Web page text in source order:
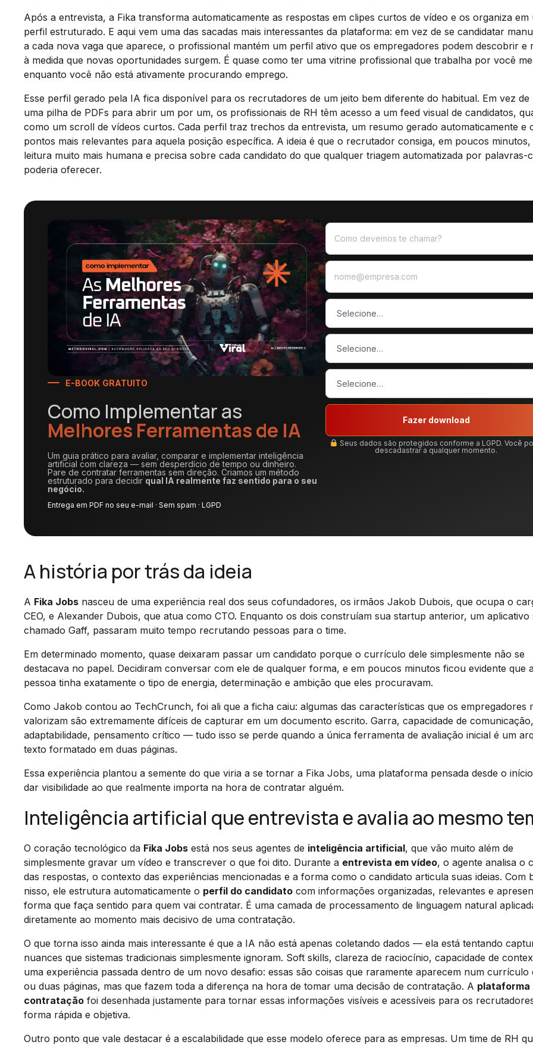
Após a entrevista, a Fika transforma automaticamente as respostas em clipes curtos de vídeo e os organiza em
perfil estruturado. E aqui vem uma das sacadas mais interessantes da plataforma: em vez de se candidatar
a cada nova vaga que aparece, o profissional mantém um perfil ativo que os empregadores podem descobrir e
à medida que novas oportunidades surgem. É quase como ter uma vitrine profissional que trabalha por você
enquanto você não está ativamente procurando emprego.
Esse perfil gerado pela IA fica disponível para os recrutadores de um jeito bem diferente do habitual. Em vez
uma pilha de PDFs para abrir um por um, os profissionais de RH têm acesso a um feed visual de candidatos,
como um scroll de vídeos curtos. Cada perfil traz trechos da entrevista, um resumo gerado automaticamente e
pontos mais relevantes para aquela posição específica. A ideia é que o recrutador consiga, em poucos
leitura muito mais humana e precisa sobre cada candidato do que qualquer triagem automatizada por palavras-
poderia oferecer.
E-BOOK GRATUITO
Como Implementar as
Melhores Ferramentas de IA
Um guia prático para avaliar, comparar e implementar inteligência
artificial com clareza — sem desperdício de tempo ou dinheiro.
Pare de contratar ferramentas sem direção. Criamos um método
estruturado para decidir qual IA realmente faz sentido para o seu
negócio.
Entrega em PDF no seu e-mail · Sem spam · LGPD
Fazer download
Seus dados são protegidos conforme a LGPD. Você
descadastrar a qualquer momento.
A história por trás da ideia
A Fika Jobs nasceu de uma experiência real dos seus cofundadores, os irmãos Jakob Dubois, que ocupa o
CEO, e Alexander Dubois, que atua como CTO. Enquanto os dois construíam sua startup anterior, um aplicativo
chamado Gaff, passaram muito tempo recrutando pessoas para o time.
Em determinado momento, quase deixaram passar um candidato porque o currículo dele simplesmente não se
destacava no papel. Decidiram conversar com ele de qualquer forma, e em poucos minutos ficou evidente que
pessoa tinha exatamente o tipo de energia, determinação e ambição que eles procuravam.
Como Jakob contou ao TechCrunch, foi ali que a ficha caiu: algumas das características que os empregadores
valorizam são extremamente difíceis de capturar em um documento escrito. Garra, capacidade de comunicação,
adaptabilidade, pensamento crítico — tudo isso se perde quando a única ferramenta de avaliação inicial é um
texto formatado em duas páginas.
Essa experiência plantou a semente do que viria a se tornar a Fika Jobs, uma plataforma pensada desde o
dar visibilidade ao que realmente importa na hora de contratar alguém.
Inteligência artificial que entrevista e avalia ao mesmo
O coração tecnológico da Fika Jobs está nos seus agentes de inteligência artificial, que vão muito além de
simplesmente gravar um vídeo e transcrever o que foi dito. Durante a entrevista em vídeo, o agente analisa o
das respostas, o contexto das experiências mencionadas e a forma como o candidato articula suas ideias. Com
nisso, ele estrutura automaticamente o perfil do candidato com informações organizadas, relevantes e
forma que faça sentido para quem vai contratar. É uma camada de processamento de linguagem natural
diretamente ao momento mais decisivo de uma contratação.
O que torna isso ainda mais interessante é que a IA não está apenas coletando dados — ela está tentando
nuances que sistemas tradicionais simplesmente ignoram. Soft skills, clareza de raciocínio, capacidade de
uma experiência passada dentro de um novo desafio: essas são coisas que raramente aparecem num currículo
ou duas páginas, mas que fazem toda a diferença na hora de tomar uma decisão de contratação. A plataforma
contratação foi desenhada justamente para tornar essas informações visíveis e acessíveis para os
forma rápida e objetiva.
Outro ponto que vale destacar é a escalabilidade que esse modelo oferece para as empresas. Um time de RH